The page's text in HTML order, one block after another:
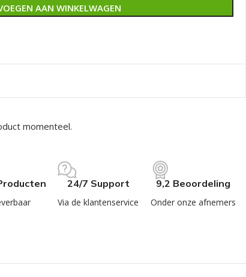
AAN WINKELWAGEN
momenteel.
24/7 Support
Via de klantenservice
9,2 Beoordeling
Onder onze afnemers